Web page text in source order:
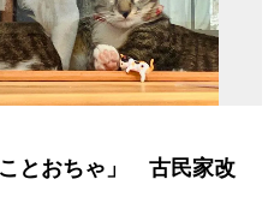
とおちゃ」 古民家改